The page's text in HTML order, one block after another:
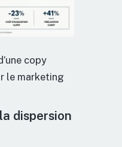
copy
le marketing
dispersion